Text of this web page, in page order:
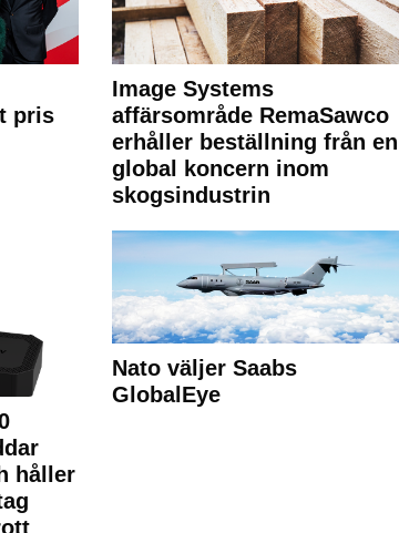
pris
Image Systems
affärsområde RemaSawco
erhåller beställning från en
global koncern inom
skogsindustrin
håller
Nato väljer Saabs
GlobalEye